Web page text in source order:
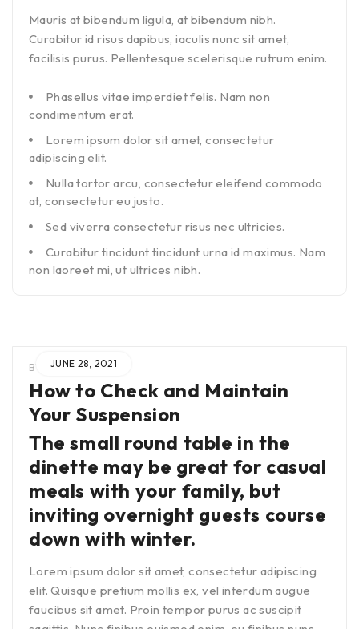
Mauris at bibendum ligula, at bibendum nibh.
Curabitur id risus dapibus, iaculis nunc sit amet,
facilisis purus. Pellentesque scelerisque rutrum enim.
Phasellus vitae imperdiet felis. Nam non
condimentum erat.
Lorem ipsum dolor sit amet, consectetur
adipiscing elit.
Nulla tortor arcu, consectetur eleifend commodo
at, consectetur eu justo.
Sed viverra consectetur risus nec ultricies.
Curabitur tincidunt tincidunt urna id maximus. Nam
non laoreet mi, ut ultrices nibh.
JUNE 28, 2021
BY ADMIN IN
How to Check and Maintain
Your Suspension
The small round table in the
dinette may be great for casual
meals with your family, but
inviting overnight guests course
down with winter.
Lorem ipsum dolor sit amet, consectetur adipiscing
elit. Quisque pretium mollis ex, vel interdum augue
faucibus sit amet. Proin tempor purus ac suscipit